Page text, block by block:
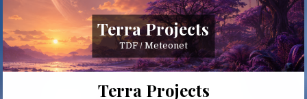
content
Terra Projects
TDF / Meteonet
Terra Projects